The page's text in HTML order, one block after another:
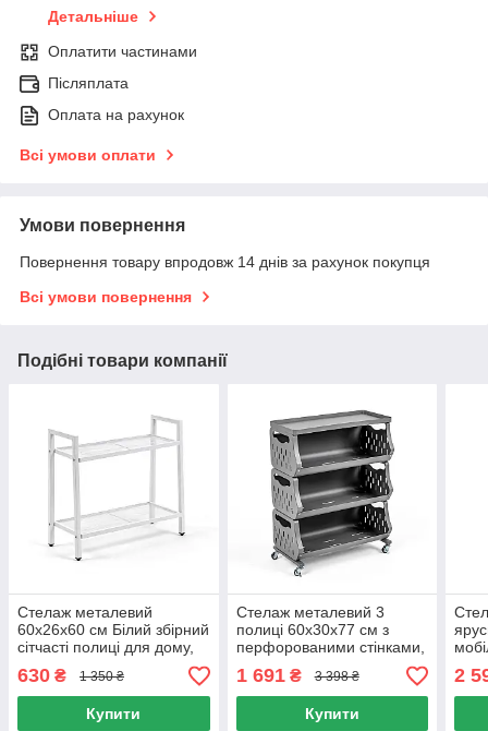
Детальніше
Оплатити частинами
Післяплата
Оплата на рахунок
Всі умови оплати
Умови повернення
Повернення товару впродовж 14 днів за рахунок покупця
Всі умови повернення
Подібні товари компанії
Стелаж металевий
60х26х60 см Білий збірний
сітчасті полиці для дому,
Етажерка для ванної
60х26х60 Білий
630 ₴ 1 350 ₴
Купити
Стелаж металевий 3
полиці 60х30х77 см з
перфорованими стінками,
Стелаж на колесах із
фіксаторами
1 691₴ 3 398 ₴
Купити
2